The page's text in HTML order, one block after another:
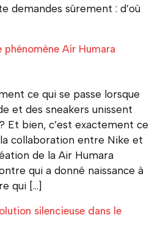
demandes sûrement : d’où
Air Humara
ce qui se passe lorsque
et des sneakers unissent
Et bien, c’est exactement ce
la collaboration entre Nike et
de la Air Humara
qui a donné naissance à
qui […]
silencieuse dans le